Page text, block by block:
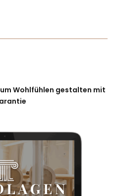
Wohlfühlen gestalten mit